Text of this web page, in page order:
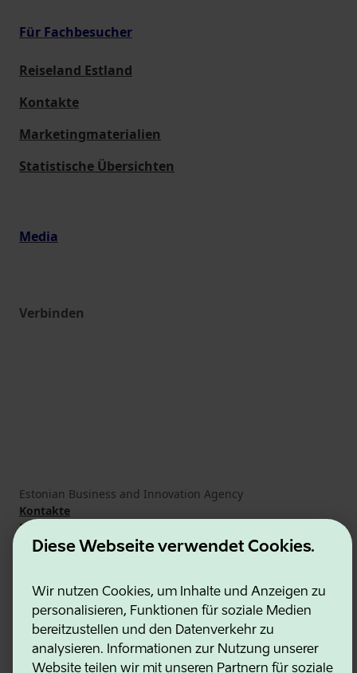
Diese Webseite verwendet Cookies.
Wir nutzen Cookies, um Inhalte und Anzeigen zu
personalisieren, Funktionen für soziale Medien
bereitzustellen und den Datenverkehr zu
analysieren. Informationen zur Nutzung unserer
Website teilen wir mit unseren Partnern für soziale
Für Fachbesucher
Reiseland Estland
Kontakte
Marketingmaterialien
Statistische Übersichten
Media
Verbinden
Estonian Business and Innovation Agency
Kontakte
Kooperationspartner
Nutzungsbedingungen